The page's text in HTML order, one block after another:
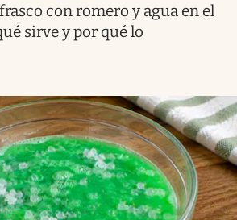
con romero y agua en el
sirve y por qué lo